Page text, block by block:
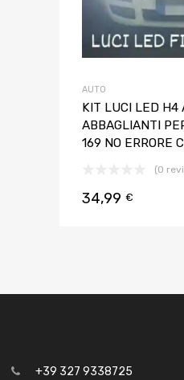
AUTO
KIT LUCI LED H4
ABBAGLIANTI
169 NO ERRORE
(0
34,99 €
+39 327 9338725